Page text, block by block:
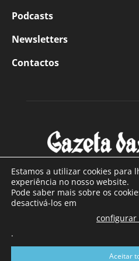
Podcasts
Newsletters
Contactos
Com sede nas Caldas da
a sul de distrito de Leiria,
toda a região Oeste. Jornal
Estamos a utilizar cookies para
experiência no nosso website.
Pode saber mais sobre os
desactivá-los em
configurar
.
Aceitar